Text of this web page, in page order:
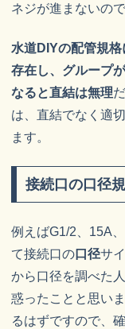
ネジが進まないので
水道DIYの配管規格
存在し、グループ
なると直結は無理
は、直結でなく適
ます。
接続口の口径
例えばG1/2、15A
て接続口の口径サ
から口径を調べた
惑ったことと思い
るはずですので、